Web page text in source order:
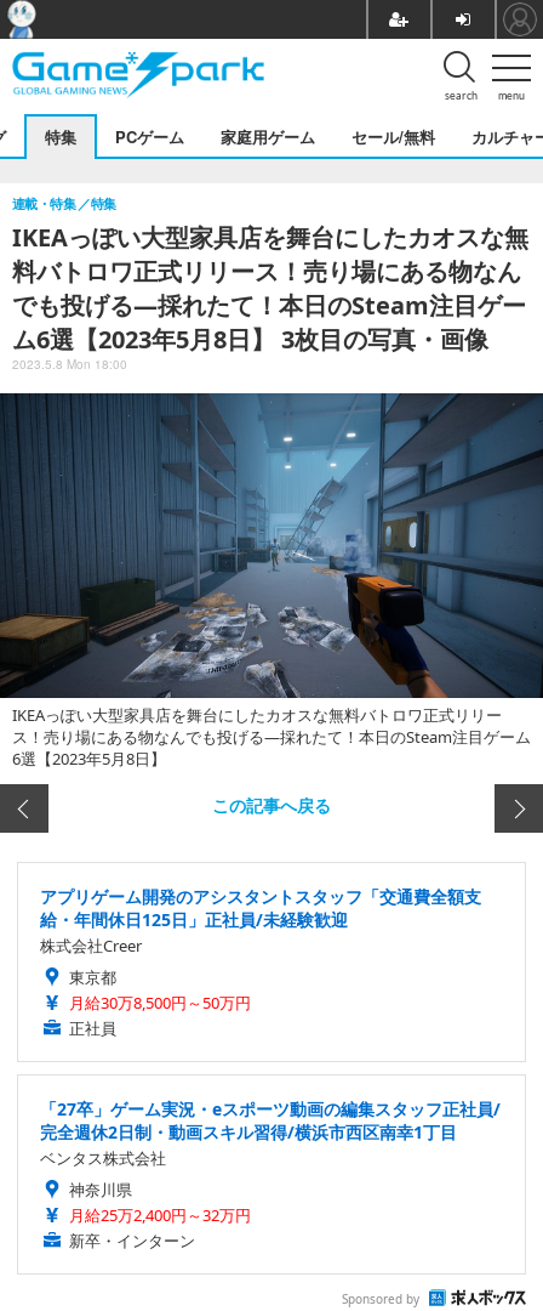
menu
search
特集 PCゲーム 家庭用ゲーム セール/無料 カルチャ
IKEAっぽい大型家具店を舞台にしたカオスな無
料バトロワ正式リリース！売り場にある物なん
でも投げる―採れたて！本日のSteam注目ゲー
ム6選【2023年5月8日】 3枚目の写真・画像
連載・特集 特集
2023.5.8 Mon 18:00
IKEAっぽい大型家具店を舞台にしたカオスな無料バトロワ正式リリー
ス！売り場にある物なんでも投げる―採れたて！本日のSteam注目ゲーム
6選【2023年5月8日】
この記事へ戻る
アプリゲーム開発のアシスタントスタッフ「交通費全額支
給・年間休日125日」正社員/未経験歓迎
株式会社Creer
東京都
月給30万8,500円～50万円
正社員
「27卒」ゲーム実況・eスポーツ動画の編集スタッフ正社員/
完全週休2日制・動画スキル習得/横浜市西区南幸1丁目
ベンタス株式会社
神奈川県
月給25万2,400円～32万円
新卒・インターン
Sponsored by